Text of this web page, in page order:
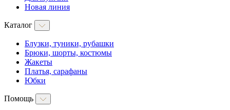
Новая линия
Каталог
Блузки, туники, рубашки
Брюки, шорты, костюмы
Жакеты
Платья, сарафаны
Юбки
Помощь